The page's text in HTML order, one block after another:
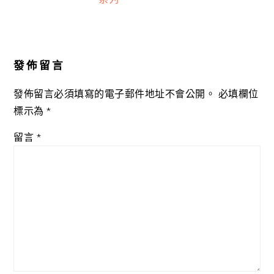
發佈留言
發佈留言必須填寫的電子郵件地址不會公開。 必填欄位
標示為*
留言 *